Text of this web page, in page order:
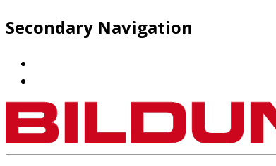
Secondary Navigation